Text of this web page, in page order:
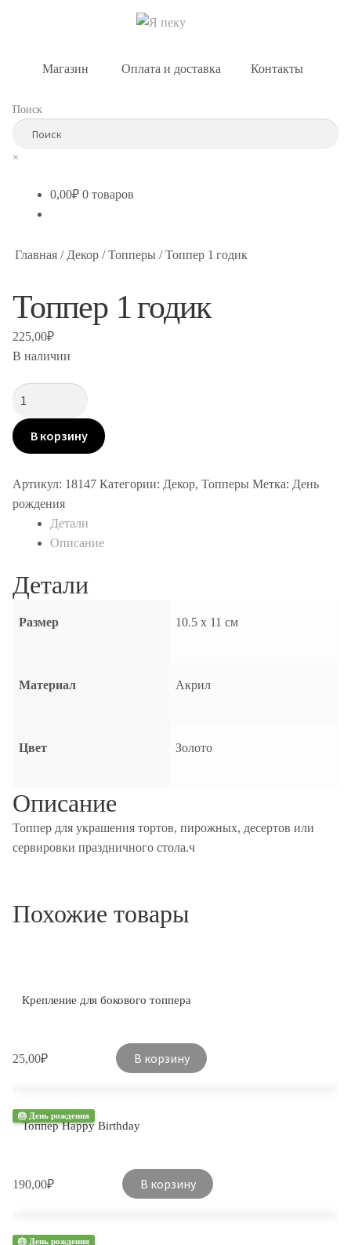
Магазин Оплата и доставка Контакты
Поиск
×
0,00₽ 0 товаров
Главная / Декор /Топперы /Топпер 1 годик
Топпер 1 годик
225,00₽
В наличии
Количество
Топпер
1 годик
В корзину
Артикул: 18147 Категории: Декор, Топперы Метка: День
рождения
Детали
Описание
Детали
Размер 10.5 х 11 см
Материал Акрил
Цвет Золото
Описание
Топпер для украшения тортов, пирожных, десертов или
сервировки праздничного стола.ч
Похожие товары
Крепление для бокового топпера
25,00₽ В корзину
🎂 День рождения
Топпер Happy Birthday
190,00₽ В корзину
🎂 День рождения